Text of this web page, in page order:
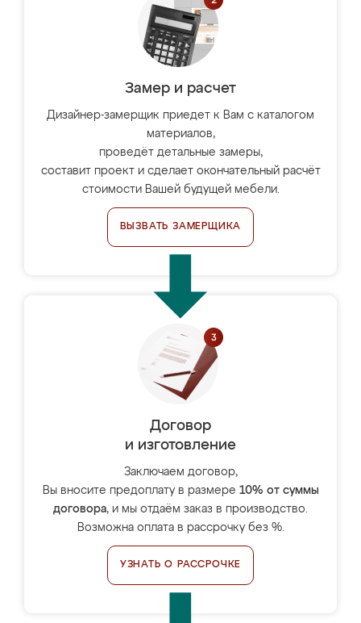
Замер и расчет
Дизайнер-замерщик приедет к Вам с каталогом
материалов,
проведёт детальные замеры,
составит проект и сделает окончательный расчёт
стоимости Вашей будущей мебели.
ВЫЗВАТЬ ЗАМЕРЩИКА
Договор
и изготовление
Заключаем договор,
Вы вносите предоплату в размере 10% от суммы
договора, и мы отдаём заказ в производство.
Возможна оплата в рассрочку без %.
УЗНАТЬ О РАССРОЧКЕ